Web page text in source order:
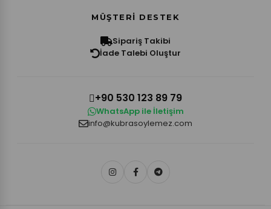
MÜŞTERI DESTEK
Sipariş Takibi
İade Talebi Oluştur
+90 530 123 89 79
WhatsApp ile İletişim
info@kubrasoylemez.com